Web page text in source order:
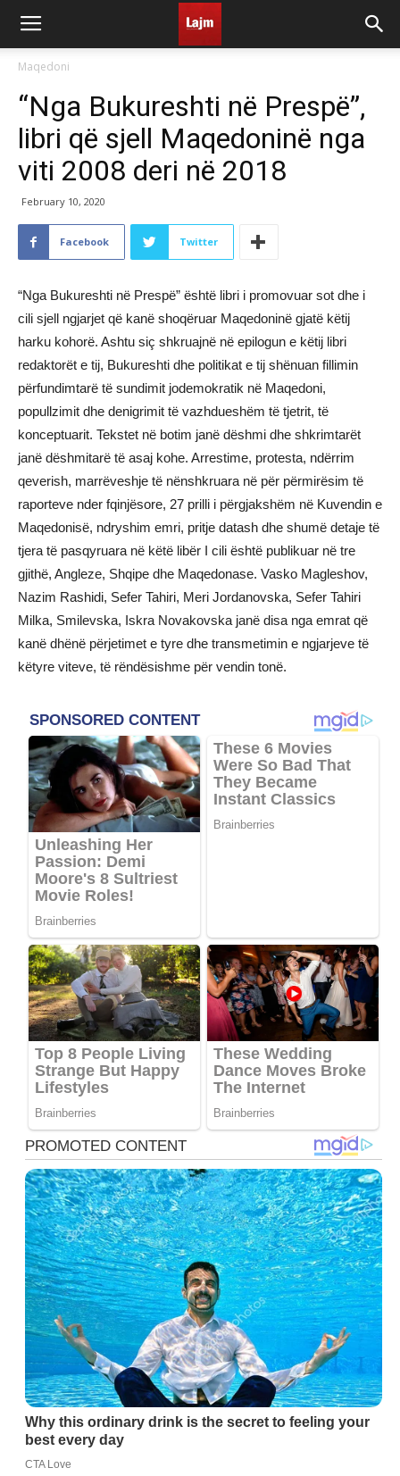
Maqedoni
“Nga Bukureshti në Prespë”,
libri që sjell Maqedoninë nga
viti 2008 deri në 2018
February 10, 2020
Facebook Twitter
“Nga Bukureshti në Prespë” është libri i promovuar sot dhe i
cili sjell ngjarjet që kanë shoqëruar Maqedoninë gjatë këtij
harku kohorë. Ashtu siç shkruajnë në epilogun e këtij libri
redaktorët e tij, Bukureshti dhe politikat e tij shënuan fillimin
përfundimtarë të sundimit jodemokratik në Maqedoni,
popullzimit dhe denigrimit të vazhdueshëm të tjetrit, të
konceptuarit. Tekstet në botim janë dëshmi dhe shkrimtarët
janë dëshmitarë të asaj kohe. Arrestime, protesta, ndërrim
qeverish, marrëveshje të nënshkruara në për përmirësim të
raporteve nder fqinjësore, 27 prilli i përgjakshëm në Kuvendin e
Maqedonisë, ndryshim emri, pritje datash dhe shumë detaje të
tjera të pasqyruara në këtë libër I cili është publikuar në tre
gjithë, Angleze, Shqipe dhe Maqedonase. Vasko Magleshov,
Nazim Rashidi, Sefer Tahiri, Meri Jordanovska, Sefer Tahiri
Milka, Smilevska, Iskra Novakovska janë disa nga emrat që
kanë dhënë përjetimet e tyre dhe transmetimin e ngjarjeve të
këtyre viteve, të rëndësishme për vendin tonë.